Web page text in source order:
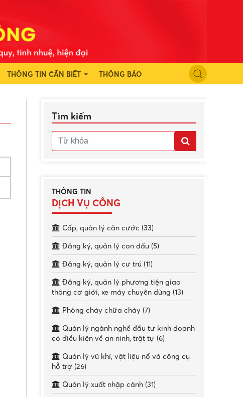
THÔNG TIN CẦN BIẾT THÔNG BÁO
Tìm kiếm
THÔNG TIN
DỊCH VỤ CÔNG
Cấp, quản lý căn cước (33)
Đăng ký, quản lý con dấu (5)
Đăng ký, quản lý cư trú (11)
Đăng ký, quản lý phương tiện giao
thông cơ giới, xe máy chuyên dùng (13)
Phòng cháy chữa cháy (7)
Quản lý ngành nghề đầu tư kinh doanh
có điều kiện về an ninh, trật tự (6)
Quản lý vũ khí, vật liệu nổ và công cụ
hỗ trợ (26)
Quản lý xuất nhập cảnh (31)